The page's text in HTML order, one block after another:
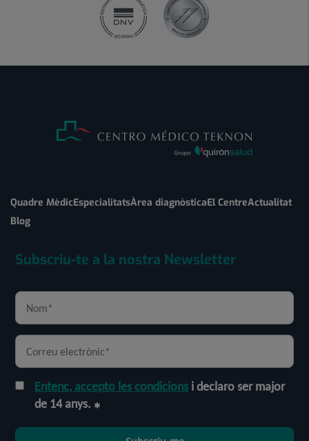
Quadre MèdicEspecialitatsÀrea diagnòsticaEl CentreActualitat
Blog
Subscriu-te a la nostra Newsletter
Entenc, accepto les condicions i declaro ser major
de 14 anys.